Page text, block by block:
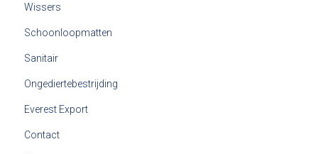
Wissers
Schoonloopmatten
Sanitair
Ongediertebestrijding
Everest Export
Contact